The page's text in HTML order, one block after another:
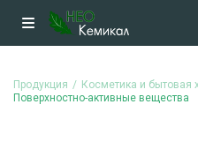
Продукция
Косметика и бытовая
Поверхностно-активные вещества